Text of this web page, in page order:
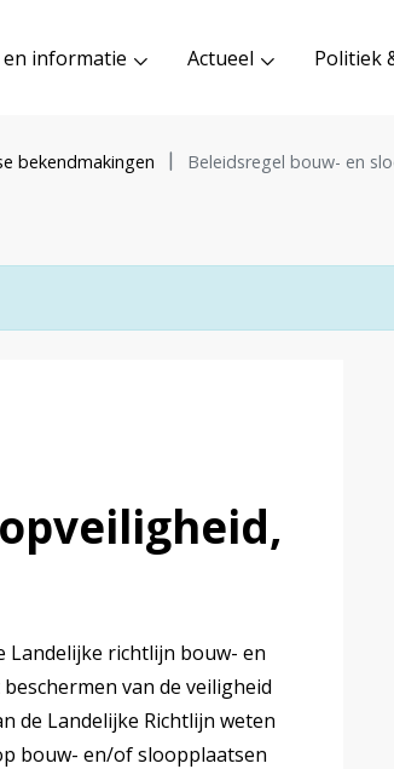
informatie Actueel Politiek
bekendmakingen Beleidsregel bouw- en
Landelijke richtlijn bouw- en
van de veiligheid
de Landelijke Richtlijn weten
bouw- en/of sloopplaatsen